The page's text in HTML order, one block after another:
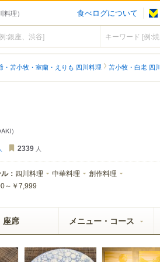
理） 食べログについて
・苫小牧・室蘭・えりも 四川料理 苫小牧・白老 四
）
2339 人
： 四川料理 中華料理 創作料理
～￥7,999
座席 メニュー・コース